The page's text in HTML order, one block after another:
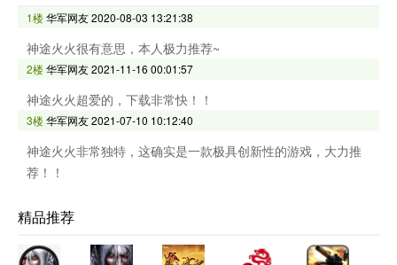
1楼华军网友2020-08-03 13:21:38
神途火火很有意思，本人极力推荐~
2楼华军网友2021-11-16 00:01:57
神途火火超爱的，下载非常快！！
3楼华军网友2021-07-10 10:12:40
神途火火非常独特，这确实是一款极具创新性的游戏，大力推
荐！！
精品推荐